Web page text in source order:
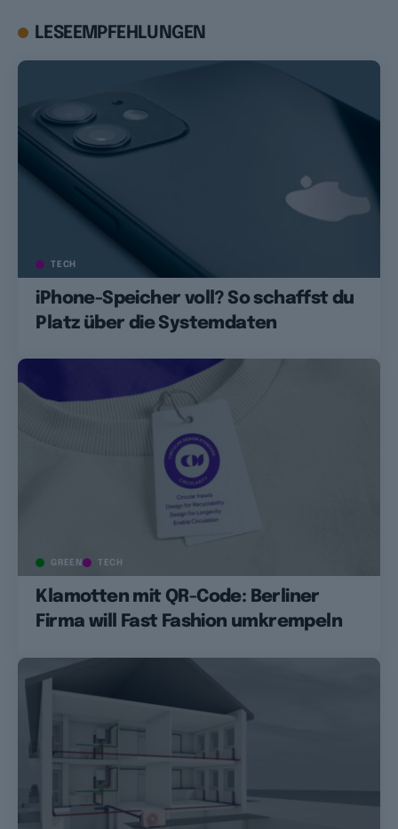
LESEEMPFEHLUNGEN
TECH
iPhone-Speicher voll? So schaffst du
Platz über die Systemdaten
GREEN TECH
Klamotten mit QR-Code: Berliner
Firma will Fast Fashion umkrempeln